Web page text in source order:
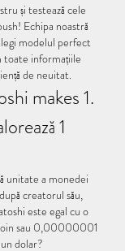
și testează cele
Echipa noastră
modelul perfect
toate informațiile
de neuitat.
makes 1.
1
unitate a monedei
creatorul său,
este egal cu o
sau 0,00000001
dolar?